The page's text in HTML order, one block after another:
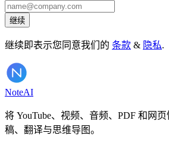
继续
继续即表示您同意我们的 条款 & 隐私.
NoteAI
将 YouTube、视频、音频、PDF 和网
稿、翻译与思维导图。